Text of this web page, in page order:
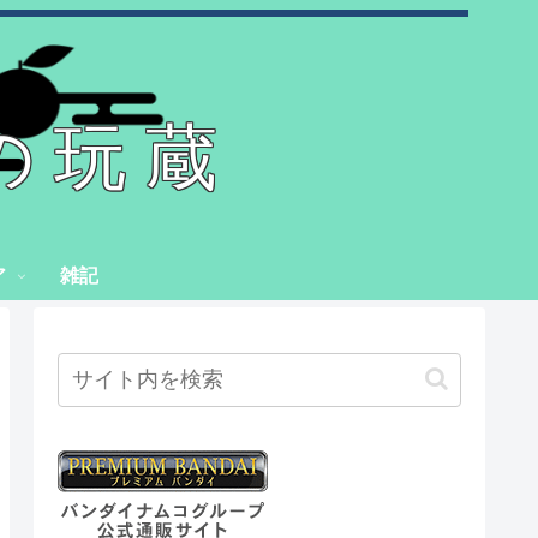
蔵
雑記